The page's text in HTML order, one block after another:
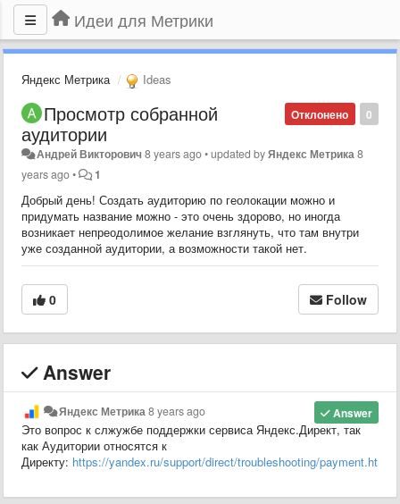
Идеи для Метрики
Яндекс Метрика Ideas
0
Отклонено
Просмотр собранной
аудитории
Андрей Викторович 8 years ago•updated byЯндекс Метрика 8
years ago• 1
Добрый день! Создать аудиторию по геолокации можно и
придумать название можно - это очень здорово, но иногда
возникает непреодолимое желание взглянуть, что там внутри
уже созданной аудитории, а возможности такой нет.
0 Follow
Answer
Answer
Яндекс Метрика 8 years ago
Это вопрос к слжужбе поддержки сервиса Яндекс.Директ, так
как Аудитории относятся к
Директу: https://yandex.ru/support/direct/troubleshooting/payment.html